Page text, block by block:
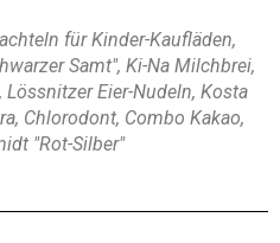
für Kinder-Kaufläden,
Samt", Ki-Na Milchbrei,
Lössnitzer Eier-Nudeln, Kosta
Chlorodont, Combo Kakao,
"Rot-Silber"